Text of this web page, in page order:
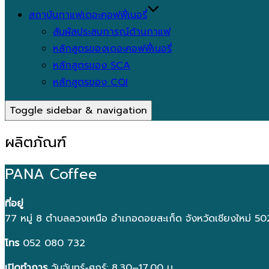
สถาบันกาแฟเดอะคอฟฟี่เนอรี่
สัมผัสประสบการณ์ด้านกาแฟ
หลักสูตรของเดอะคอฟฟี่เนอรี่
หลักสูตรของ SCA
หลักสูตรของ CQI
Toggle sidebar & navigation
ผลิตภัณฑ์
PANA Coffee
ที่อยู่
77 หมู่ 8 ตำบลลวงเหนือ อำเภอดอยสะเก็ด จังหวัดเชียงใหม่
โทร 052 080 732